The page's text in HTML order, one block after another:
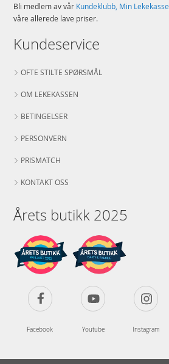
Bli medlem av vår Kundeklubb, Min Lekekasse
våre allerede lave priser.
Kundeservice
OFTE STILTE SPØRSMÅL
OM LEKEKASSEN
BETINGELSER
PERSONVERN
PRISMATCH
KONTAKT OSS
Årets butikk 2025
Facebook Youtube Instagram